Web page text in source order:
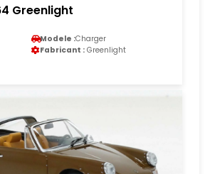
Greenlight
Modele :Charger
Fabricant : Greenlight